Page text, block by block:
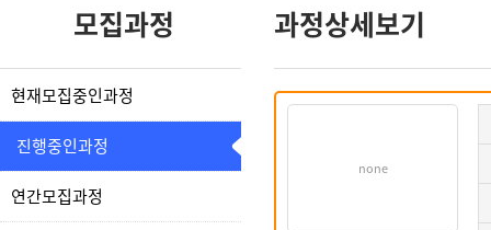
모집과정
현재모집중인과정
진행중인과정
연간모집과정
과정상세보기
none